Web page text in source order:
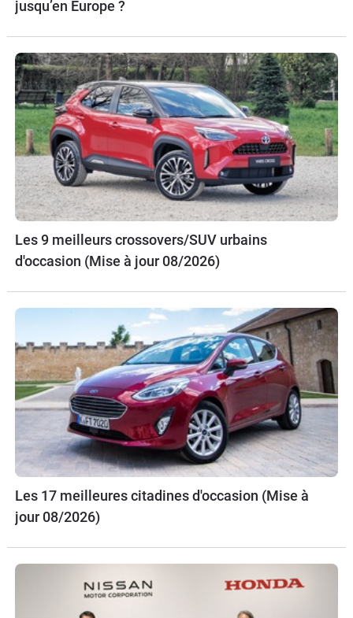
jusqu’en Europe ?
Les 9 meilleurs crossovers/SUV urbains
d'occasion (Mise à jour 08/2026)
Les 17 meilleures citadines d'occasion (Mise à
jour 08/2026)